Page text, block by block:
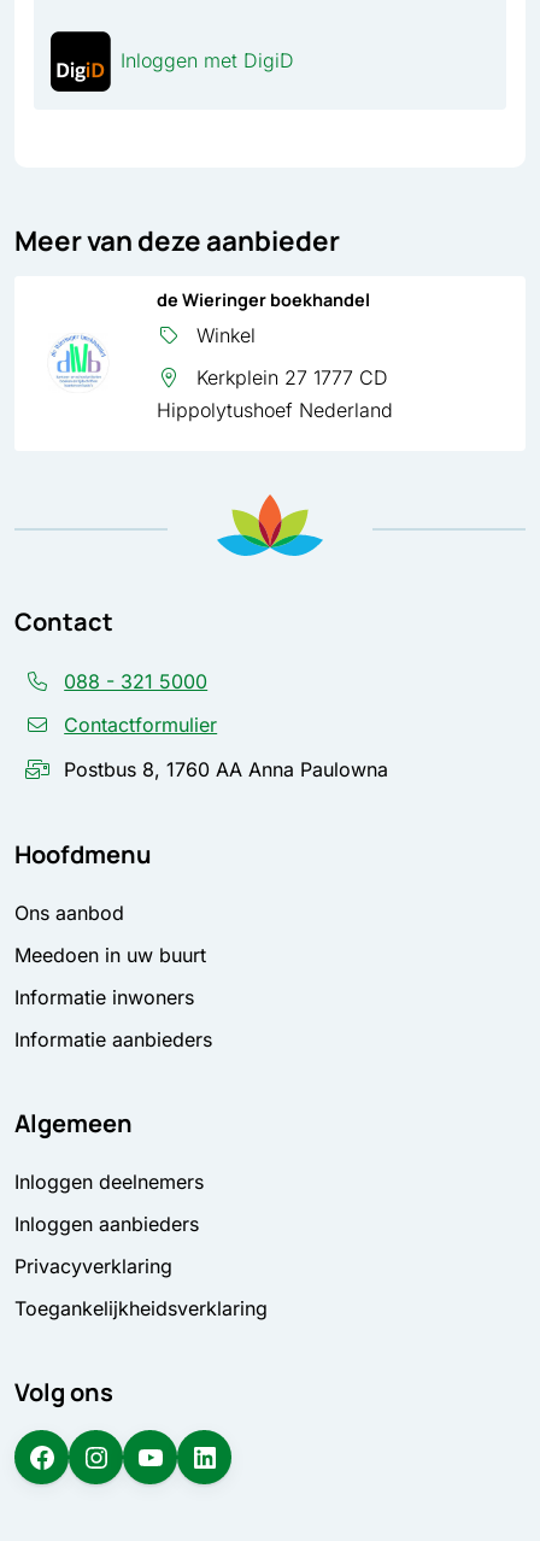
Inloggen met DigiD
Meer van deze aanbieder
de Wieringer boekhandel
Winkel
Kerkplein 27 1777 CD
Hippolytushoef Nederland
Contact
088 - 321 5000
Contactformulier
Postbus 8, 1760 AA Anna Paulowna
Hoofdmenu
Ons aanbod
Meedoen in uw buurt
Informatie inwoners
Informatie aanbieders
Algemeen
Inloggen deelnemers
Inloggen aanbieders
Privacyverklaring
Toegankelijkheidsverklaring
Volg ons
Facebook Instagram YouTube LinkedIn